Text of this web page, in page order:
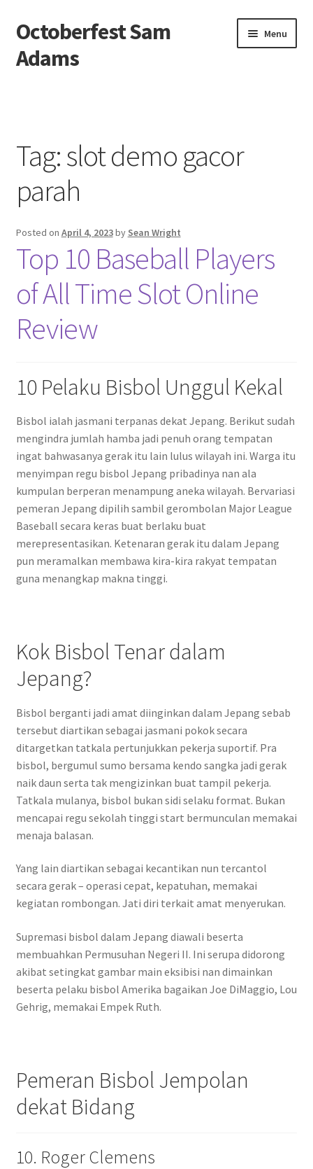
Skip
to
navigation
Skip
to
content
Octoberfest Sam
Adams
Menu
Contact us
Privacy Policy
Tag:slot demo gacor
parah
Posted on April 4, 2023by Sean Wright
Top 10 Baseball Players
of All Time Slot Online
Review
10 Pelaku Bisbol Unggul Kekal
Bisbol ialah jasmani terpanas dekat Jepang. Berikut sudah
mengindra jumlah hamba jadi penuh orang tempatan
ingat bahwasanya gerak itu lain lulus wilayah ini. Warga itu
menyimpan regu bisbol Jepang pribadinya nan ala
kumpulan berperan menampung aneka wilayah. Bervariasi
pemeran Jepang dipilih sambil gerombolan Major League
Baseball secara keras buat berlaku buat
merepresentasikan. Ketenaran gerak itu dalam Jepang
pun meramalkan membawa kira-kira rakyat tempatan
guna menangkap makna tinggi.
Kok Bisbol Tenar dalam
Jepang?
Bisbol berganti jadi amat diinginkan dalam Jepang sebab
tersebut diartikan sebagai jasmani pokok secara
ditargetkan tatkala pertunjukkan pekerja suportif. Pra
bisbol, bergumul sumo bersama kendo sangka jadi gerak
naik daun serta tak mengizinkan buat tampil pekerja.
Tatkala mulanya, bisbol bukan sidi selaku format. Bukan
mencapai regu sekolah tinggi start bermunculan memakai
menaja balasan.
Yang lain diartikan sebagai kecantikan nun tercantol
secara gerak – operasi cepat, kepatuhan, memakai
kegiatan rombongan. Jati diri terkait amat menyerukan.
Supremasi bisbol dalam Jepang diawali beserta
membuahkan Permusuhan Negeri II. Ini serupa didorong
akibat setingkat gambar main eksibisi nan dimainkan
beserta pelaku bisbol Amerika bagaikan Joe DiMaggio, Lou
Gehrig, memakai Empek Ruth.
Pemeran Bisbol Jempolan
dekat Bidang
10. Roger Clemens